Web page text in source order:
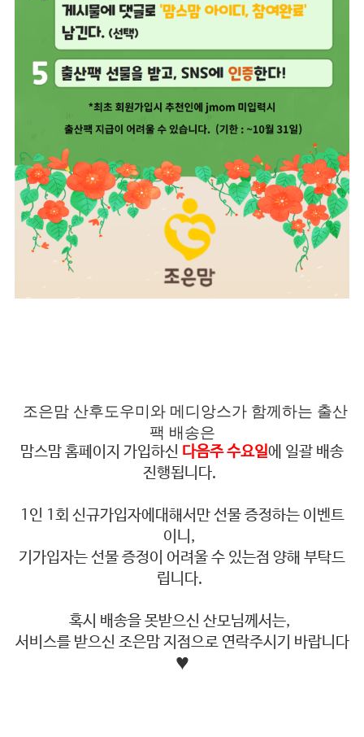
조은맘 산후도우미와 메디앙스가 함께하는 출산
팩 배송은
맘스맘 홈페이지 가입하신 다음주 수요일에 일괄 배송
진행됩니다.
1인 1회 신규가입자에대해서만 선물 증정하는 이벤트
이니,
기가입자는 선물 증정이 어려울 수 있는점 양해 부탁드
립니다.
혹시 배송을 못받으신 산모님께서는,
서비스를 받으신 조은맘 지점으로 연락주시기 바랍니다
♥